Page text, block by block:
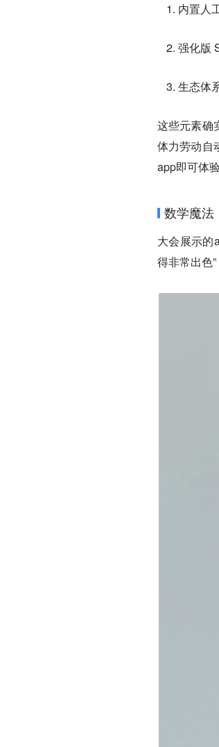
内置人
强化版
生态体
这些元素确
体力劳动自
app即可体
数学魔法
大会展示的
得非常出色